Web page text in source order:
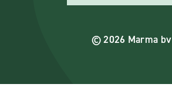
© 2026 Marma bv